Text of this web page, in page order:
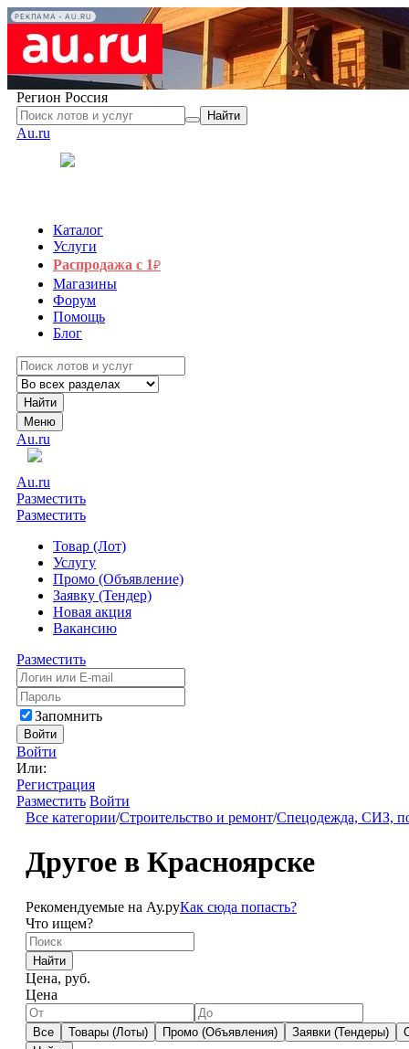
РЕКЛАМА • AU.RU
Регион Россия
Найти
Au.ru
Каталог
Услуги
Распродажа с 1₽
Магазины
Форум
Помощь
Блог
Найти
Меню
Au.ru
Au.ru
Разместить
Разместить
Товар (Лот)
Услугу
Промо (Объявление)
Заявку (Тендер)
Новая акция
Вакансию
Разместить
Запомнить
Войти
Войти
Или:
Регистрация
Разместить Войти
Все категории/Строительство и ремонт/Спецодежда, СИЗ,
Другое в Красноярске
Рекомендуемые на Ау.руКак сюда попасть?
Что ищем?
Найти
Цена, руб.
Цена
Все Товары (Лоты) Промо (Объявления) Заявки (Тендеры)